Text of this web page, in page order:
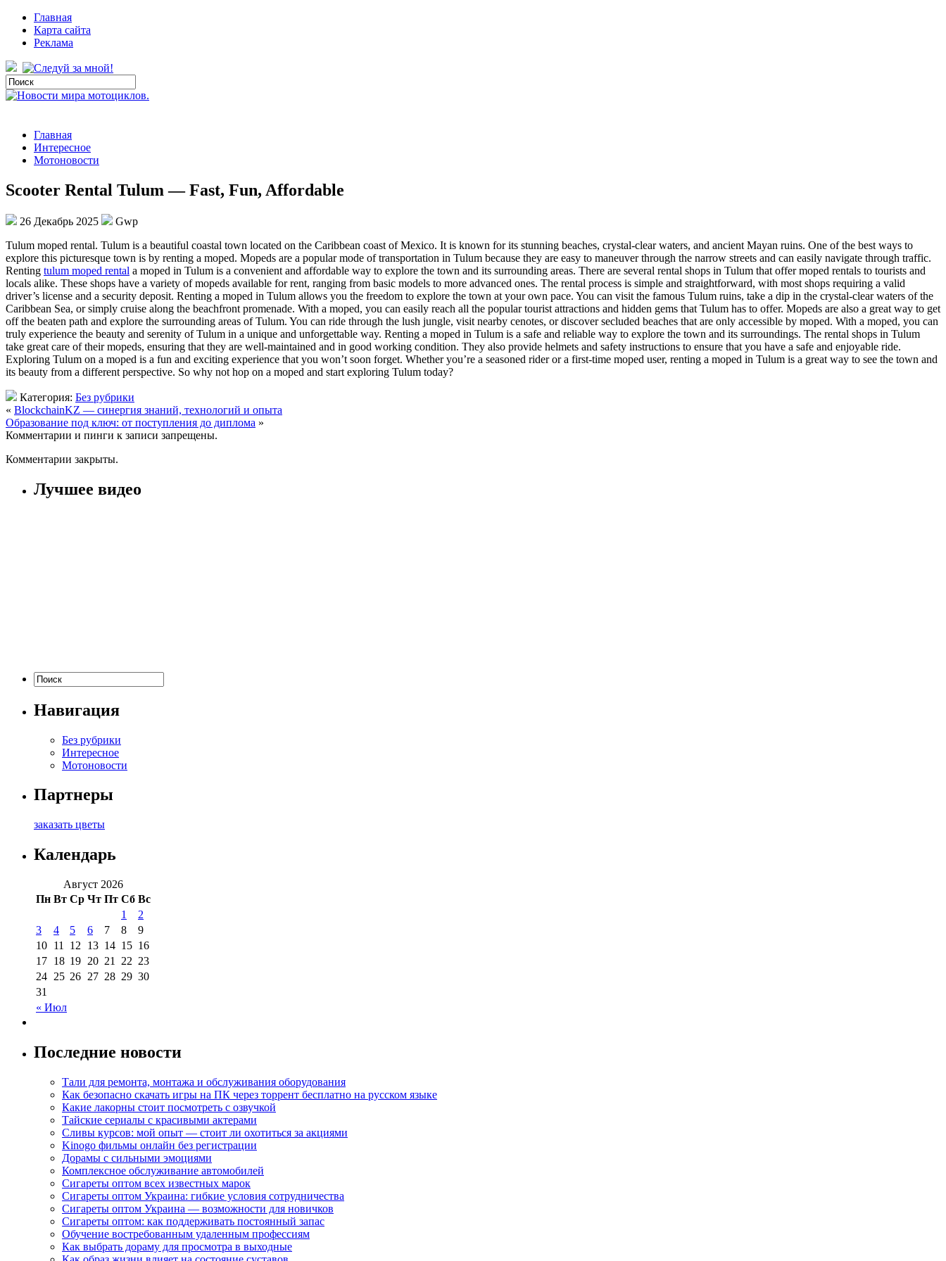
Главная
Карта сайта
Реклама
Главная
Интересное
Мотоновости
Scooter Rental Tulum — Fast, Fun, Affordable
26 Декабрь 2025
Gwp
Tulum moped rental. Tulum is a beautiful coastal town located on the Caribbean coast of Mexico. It is known for its stunning beaches, crystal-clear waters, and ancient Mayan ruins. One of the best ways to
explore this picturesque town is by renting a moped. Mopeds are a popular mode of transportation in Tulum because they are easy to maneuver through the narrow streets and can easily navigate through traffic.
Renting tulum moped rental a moped in Tulum is a convenient and affordable way to explore the town and its surrounding areas. There are several rental shops in Tulum that offer moped rentals to tourists and
locals alike. These shops have a variety of mopeds available for rent, ranging from basic models to more advanced ones. The rental process is simple and straightforward, with most shops requiring a valid
driver’s license and a security deposit. Renting a moped in Tulum allows you the freedom to explore the town at your own pace. You can visit the famous Tulum ruins, take a dip in the crystal-clear waters of the
Caribbean Sea, or simply cruise along the beachfront promenade. With a moped, you can easily reach all the popular tourist attractions and hidden gems that Tulum has to offer. Mopeds are also a great way to get
off the beaten path and explore the surrounding areas of Tulum. You can ride through the lush jungle, visit nearby cenotes, or discover secluded beaches that are only accessible by moped. With a moped, you can
truly experience the beauty and serenity of Tulum in a unique and unforgettable way. Renting a moped in Tulum is a safe and reliable way to explore the town and its surroundings. The rental shops in Tulum
take great care of their mopeds, ensuring that they are well-maintained and in good working condition. They also provide helmets and safety instructions to ensure that you have a safe and enjoyable ride.
Exploring Tulum on a moped is a fun and exciting experience that you won’t soon forget. Whether you’re a seasoned rider or a first-time moped user, renting a moped in Tulum is a great way to see the town and
its beauty from a different perspective. So why not hop on a moped and start exploring Tulum today?
Категория: Без рубрики
« BlockchainKZ — синергия знаний, технологий и опыта
Образование под ключ: от поступления до диплома »
Комментарии и пинги к записи запрещены.
Комментарии закрыты.
Лучшее видео
Навигация
Без рубрики
Интересное
Мотоновости
Партнеры
заказать цветы
Календарь
Август 2026
Пн Вт Ср Чт Пт Сб Вс
« Июл
1
2
3
4 5 6 7 8
9
10 11 12 13 14 15 16
17 18 19 20 21 22 23
24 25 26 27 28 29 30
31
Последние новости
Тали для ремонта, монтажа и обслуживания оборудования
Как безопасно скачать игры на ПК через торрент бесплатно на русском языке
Какие лакорны стоит посмотреть с озвучкой
Тайские сериалы с красивыми актерами
Сливы курсов: мой опыт — стоит ли охотиться за акциями
Kinogo фильмы онлайн без регистрации
Дорамы с сильными эмоциями
Комплексное обслуживание автомобилей
Сигареты оптом всех известных марок
Сигареты оптом Украина: гибкие условия сотрудничества
Сигареты оптом Украина — возможности для новичков
Сигареты оптом: как поддерживать постоянный запас
Обучение востребованным удаленным профессиям
Как выбрать дораму для просмотра в выходные